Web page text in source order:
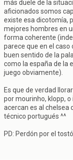
más duele de la
aficionados somos
existe esa dicotomía,
mejores hombres en
forma coherente
parece que en el caso
buen sentido de la
como la españa de la
juego obviamente).
Es que de verdad
por mourinho, klopp,
acercan es al chelsea
técnico portugués ^^
PD: Perdón por el